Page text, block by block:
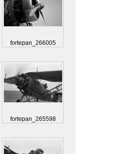
fortepan_266005
fortepan_265598